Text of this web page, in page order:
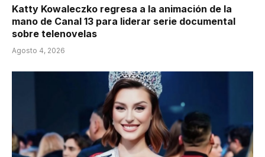
Katty Kowaleczko regresa a la animación de la
mano de Canal 13 para liderar serie documental
sobre telenovelas
Agosto 4, 2026